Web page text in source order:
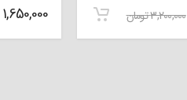
3,200,000تومان 1,650,000